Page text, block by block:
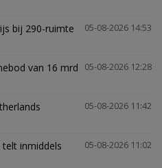
05-08-2026 14:53
bij 290-ruimte
05-08-2026 12:28
van 16 mrd
05-08-2026 11:42
05-08-2026 11:02
inmiddels